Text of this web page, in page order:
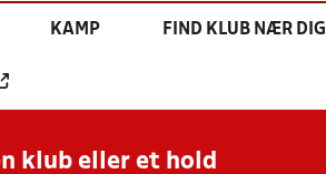
KAMP FIND KLUB NÆR DIG
klub eller et hold